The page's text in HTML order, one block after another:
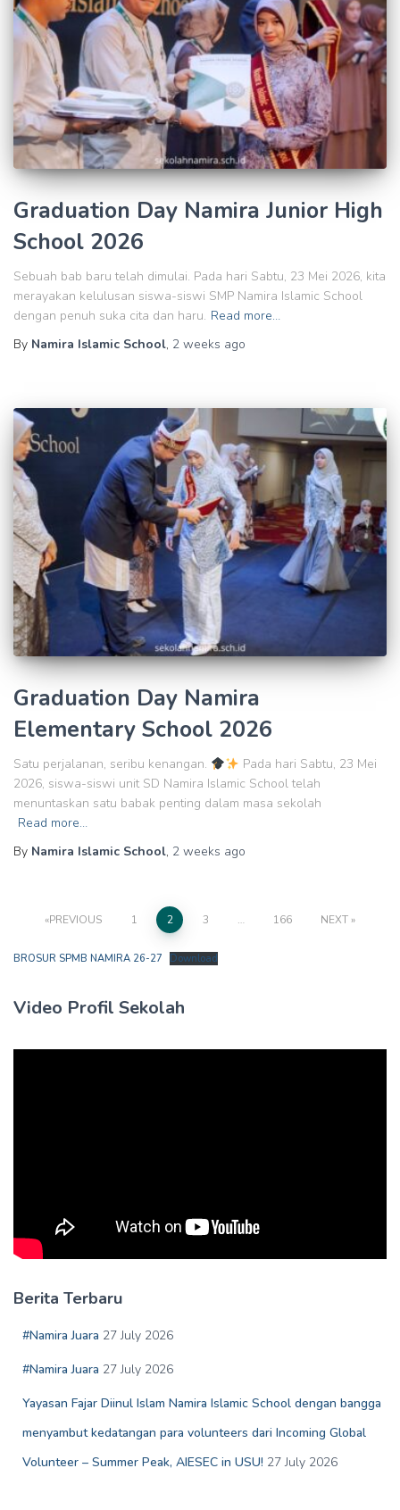
Graduation Day Namira Junior High
School 2026
Sebuah bab baru telah dimulai. Pada hari Sabtu, 23 Mei 2026, kita
merayakan kelulusan siswa-siswi SMP Namira Islamic School
dengan penuh suka cita dan haru. Read more…
By Namira Islamic School, 2 weeks ago
Graduation Day Namira
Elementary School 2026
Satu perjalanan, seribu kenangan.
Pada hari Sabtu, 23 Mei
2026, siswa-siswi unit SD Namira Islamic School telah
menuntaskan satu babak penting dalam masa sekolah
Read more…
By Namira Islamic School, 2 weeks ago
Posts
pagination
PREVIOUS 1 2 3 … 166 NEXT
BROSUR SPMB NAMIRA 26-27 Download
Video Profil Sekolah
Berita Terbaru
#Namira Juara 27 July 2026
#Namira Juara 27 July 2026
Yayasan Fajar Diinul Islam Namira Islamic School dengan bangga
menyambut kedatangan para volunteers dari Incoming Global
Volunteer – Summer Peak, AIESEC in USU! 27 July 2026